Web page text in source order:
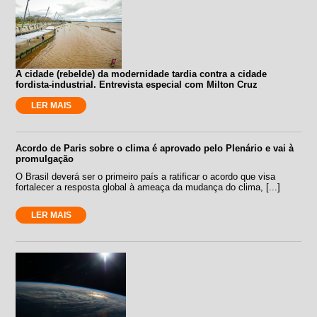
A cidade (rebelde) da modernidade tardia contra a cidade
fordista-industrial. Entrevista especial com Milton Cruz
LER MAIS
Acordo de Paris sobre o clima é aprovado pelo Plenário e vai à
promulgação
O Brasil deverá ser o primeiro país a ratificar o acordo que visa
fortalecer a resposta global à ameaça da mudança do clima, [...]
LER MAIS